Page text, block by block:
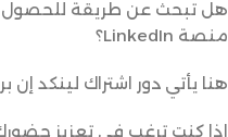
هل تبحث عن طريقة للحصول
منصة LinkedIn؟
هنا يأتي دور اشتراك لينكد إن